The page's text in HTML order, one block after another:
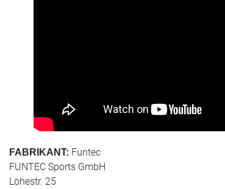
FABRIKANT: Funtec
FUNTEC Sports GmbH
Löhestr. 25